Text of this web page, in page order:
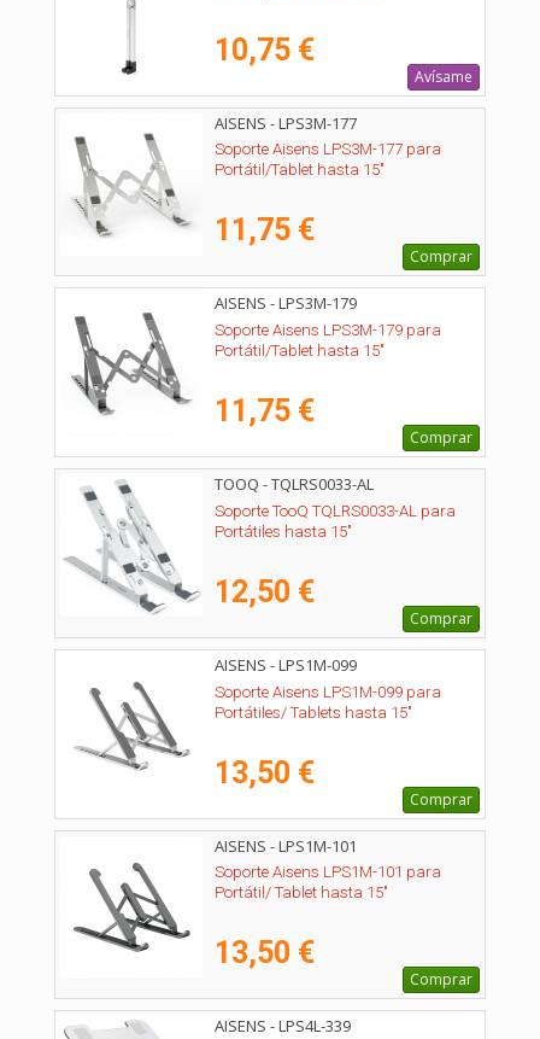
10,75 €
Avísame
AISENS - LPS3M-177
Soporte Aisens LPS3M-177 para
Portátil/Tablet hasta 15"
11,75 €
Comprar
AISENS - LPS3M-179
Soporte Aisens LPS3M-179 para
Portátil/Tablet hasta 15"
11,75 €
Comprar
TOOQ - TQLRS0033-AL
Soporte TooQ TQLRS0033-AL para
Portátiles hasta 15"
12,50 €
Comprar
AISENS - LPS1M-099
Soporte Aisens LPS1M-099 para
Portátiles/ Tablets hasta 15"
13,50 €
Comprar
AISENS - LPS1M-101
Soporte Aisens LPS1M-101 para
Portátil/ Tablet hasta 15"
13,50 €
Comprar
AISENS - LPS4L-339